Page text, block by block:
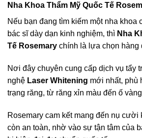
Nha Khoa Thẩm Mỹ Quốc Tế
Nếu bạn đang tìm kiếm một nha khoa
bác sĩ dày dạn kinh nghiệm, thì Nha
Tế Rosemary chính là lựa chọn hàng
Nơi đây chuyên cung cấp dịch vụ tẩy
nghệ Laser Whitening mới nhất, phù
trạng răng, từ răng xỉn màu đến ố
Rosemary cam kết mang đến nụ cười
còn an toàn, nhờ vào sự tận tâm của